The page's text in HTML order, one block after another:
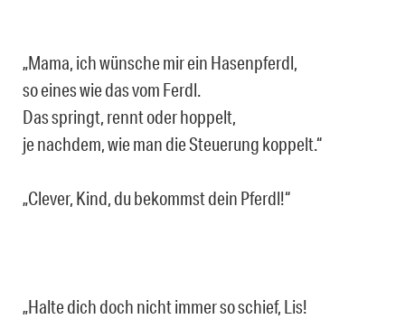
„Mama, ich wünsche mir ein Hasenpferdl,
so eines wie das vom Ferdl.
Das springt, rennt oder hoppelt,
je nachdem, wie man die Steuerung koppelt.“
„Clever, Kind, du bekommst dein Pferdl!“
„Halte dich doch nicht immer so schief, Lis!